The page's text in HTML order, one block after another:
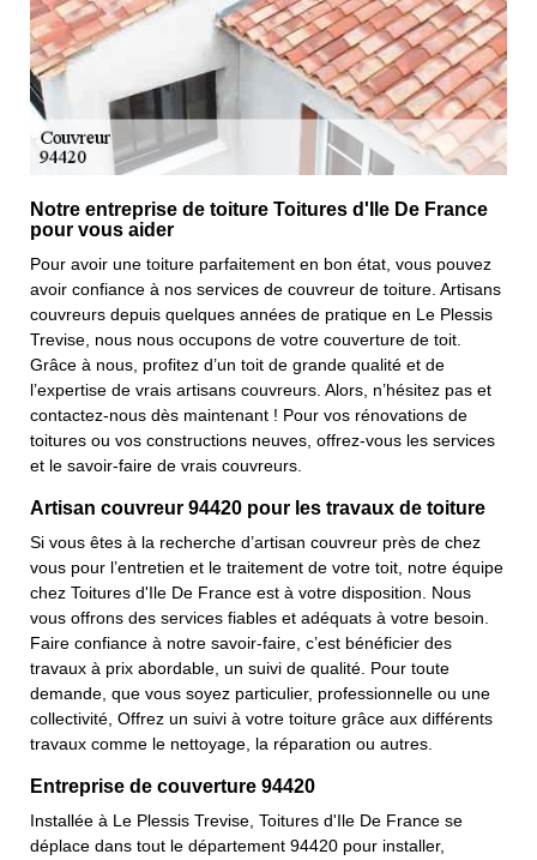
Notre entreprise de toiture Toitures d'Ile De France
pour vous aider
Pour avoir une toiture parfaitement en bon état, vous pouvez
avoir confiance à nos services de couvreur de toiture. Artisans
couvreurs depuis quelques années de pratique en Le Plessis
Trevise, nous nous occupons de votre couverture de toit.
Grâce à nous, profitez d’un toit de grande qualité et de
l’expertise de vrais artisans couvreurs. Alors, n’hésitez pas et
contactez-nous dès maintenant ! Pour vos rénovations de
toitures ou vos constructions neuves, offrez-vous les services
et le savoir-faire de vrais couvreurs.
Artisan couvreur 94420 pour les travaux de toiture
Si vous êtes à la recherche d’artisan couvreur près de chez
vous pour l’entretien et le traitement de votre toit, notre équipe
chez Toitures d'Ile De France est à votre disposition. Nous
vous offrons des services fiables et adéquats à votre besoin.
Faire confiance à notre savoir-faire, c’est bénéficier des
travaux à prix abordable, un suivi de qualité. Pour toute
demande, que vous soyez particulier, professionnelle ou une
collectivité, Offrez un suivi à votre toiture grâce aux différents
travaux comme le nettoyage, la réparation ou autres.
Entreprise de couverture 94420
Installée à Le Plessis Trevise, Toitures d'Ile De France se
déplace dans tout le département 94420 pour installer,